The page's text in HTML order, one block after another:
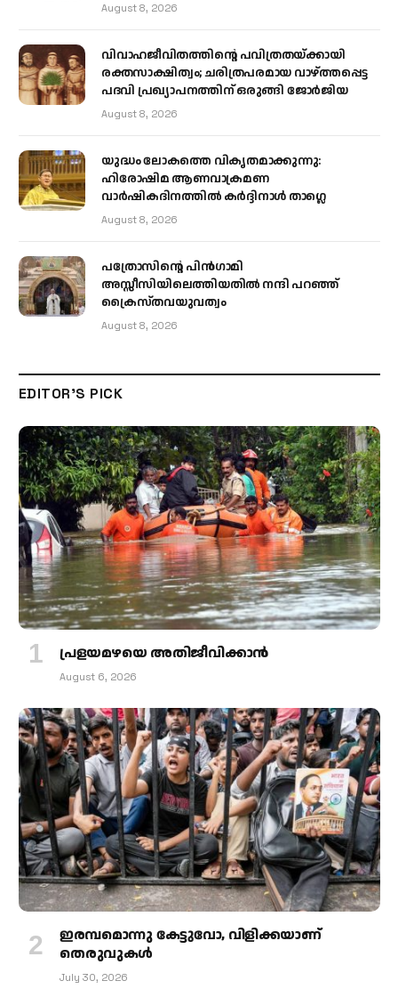
August 8, 2026
വിവാഹജീവിതത്തിന്റെ പവിത്രതയ്ക്കായി
രക്തസാക്ഷിത്വം; ചരിത്രപരമായ വാഴ്ത്തപ്പെട്ട
പദവി പ്രഖ്യാപനത്തിന് ഒരുങ്ങി ജോര്‍ജിയ
August 8, 2026
യുദ്ധം ലോകത്തെ വികൃതമാക്കുന്നു:
ഹിരോഷിമ ആണവാക്രമണ
വാർഷികദിനത്തിൽ കർദ്ദിനാൾ താഗ്ലെ
August 8, 2026
പത്രോസിന്റെ പിൻഗാമി
അസ്സീസിയിലെത്തിയതിൽ നന്ദി പറഞ്ഞ്
ക്രൈസ്തവയുവത്വം
August 8, 2026
EDITOR'S PICK
പ്രളയമഴയെ അതിജീവിക്കാന്‍
August 6, 2026
ഇരമ്പമൊന്നു കേട്ടുവോ, വിളിക്കയാണ്
തെരുവുകള്‍
July 30, 2026